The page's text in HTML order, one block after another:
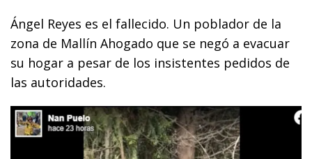
Ángel Reyes es el fallecido. Un poblador de la
zona de Mallín Ahogado que se negó a evacuar
su hogar a pesar de los insistentes pedidos de
las autoridades.